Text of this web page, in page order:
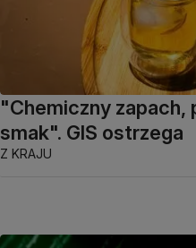
"Chemiczny zapach,
smak". GIS ostrzega
Z KRAJU